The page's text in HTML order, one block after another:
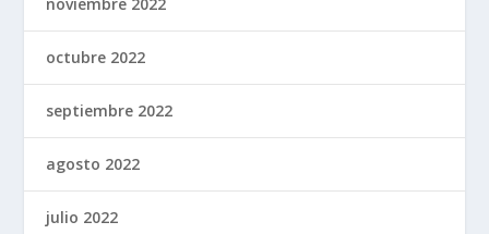
noviembre 2022
octubre 2022
septiembre 2022
agosto 2022
julio 2022